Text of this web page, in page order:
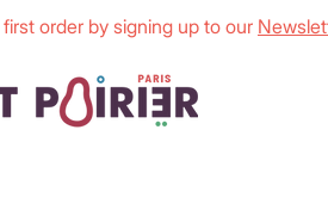
order by signing up to our